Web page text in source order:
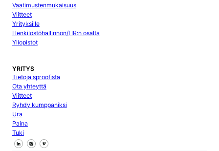
Vaatimustenmukaisuus
Viitteet
Yrityksille
Henkilöstöhallinnon/HR:n osalta
Yliopistot
YRITYS
Tietoja sproofista
Ota yhteyttä
Viitteet
Ryhdy kumppaniksi
Ura
Paina
Tuki
Seuraa meitä Facebookissa
Seuraa meitä X
Seuraa meitä LinkedInissä